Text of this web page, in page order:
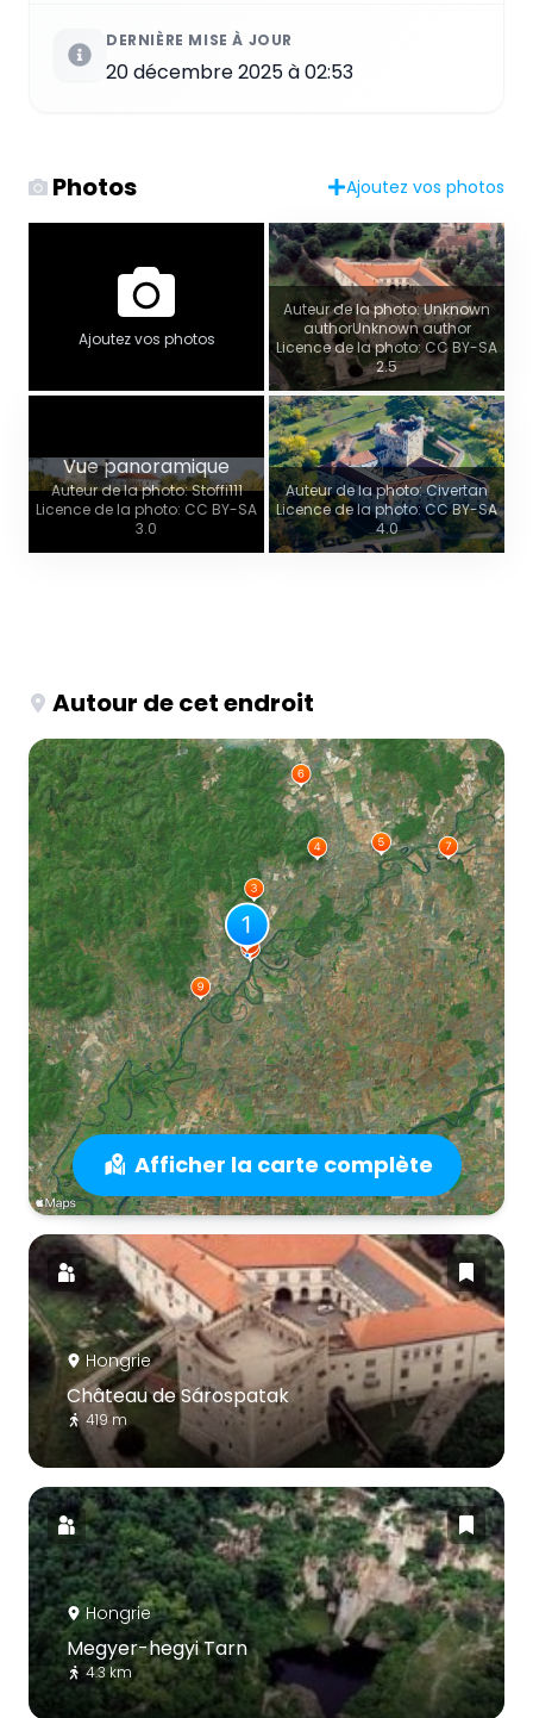
DERNIÈRE MISE À JOUR
20 décembre 2025 à 02:53
Photos Ajoutez vos photos
Ajoutez vos photos
Auteur de la photo: Unknown
authorUnknown author
Licence de la photo: CC BY-SA
2.5
Vue panoramique
Auteur de la photo: Stoffi111
Licence de la photo: CC BY-SA
3.0
Auteur de la photo: Civertan
Licence de la photo: CC BY-SA
4.0
Autour de cet endroit
Afficher la carte complète
Hongrie
Château de Sárospatak
419 m
Hongrie
Megyer-hegyi Tarn
4.3 km